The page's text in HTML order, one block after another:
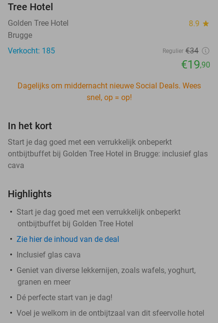
Tree Hotel
Golden Tree Hotel 8.9 star
Brugge
Verkocht: 185
Regulier €34
€19,90
Dagelijks om middernacht nieuwe Social Deals. Wees
snel, op = op!
In het kort
Start je dag goed met een verrukkelijk onbeperkt
ontbijtbuffet bij Golden Tree Hotel in Brugge: inclusief glas
cava
Highlights
Start je dag goed met een verrukkelijk onbeperkt
ontbijtbuffet bij Golden Tree Hotel
Zie hier de inhoud van de deal
Inclusief glas cava
Geniet van diverse lekkernijen, zoals wafels, yoghurt,
granen en meer
Dé perfecte start van je dag!
Voel je welkom in de ontbijtzaal van dit sfeervolle hotel